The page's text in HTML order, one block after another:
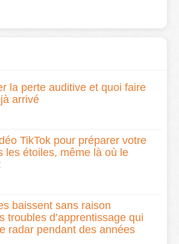
la perte auditive et quoi faire
arrivé
TikTok pour préparer votre
les étoiles, même là où le
baissent sans raison
troubles d’apprentissage qui
radar pendant des années